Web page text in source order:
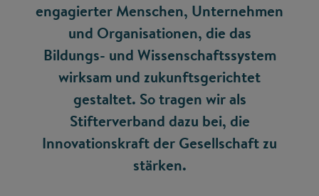
engagierter Menschen, Unternehmen
und Organisationen, die das
Bildungs- und Wissenschaftssystem
wirksam und zukunftsgerichtet
gestaltet. So tragen wir als
Stifterverband dazu bei, die
Innovationskraft der Gesellschaft zu
stärken.